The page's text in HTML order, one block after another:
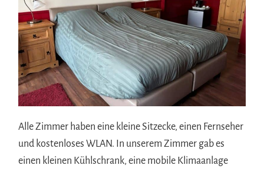
Alle Zimmer haben eine kleine Sitzecke, einen Fernseher
und kostenloses WLAN. In unserem Zimmer gab es
einen kleinen Kühlschrank, eine mobile Klimaanlage